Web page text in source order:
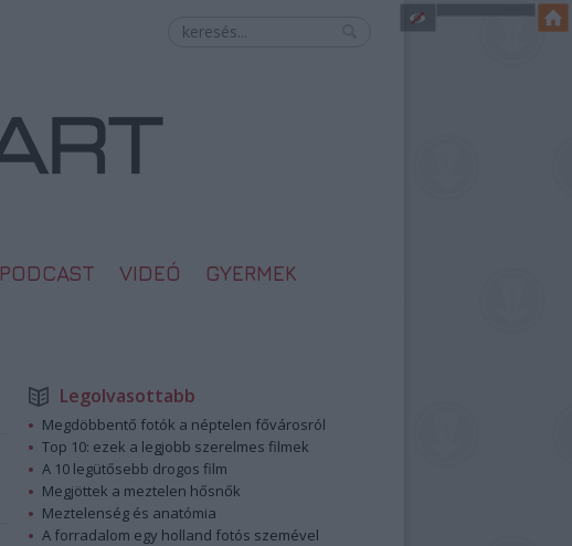
PODCAST VIDEÓ GYERMEK
Legolvasottabb
Megdöbbentő fotók a néptelen fővárosról
Top 10: ezek a legjobb szerelmes filmek
A 10 legütősebb drogos film
Megjöttek a meztelen hősnők
Meztelenség és anatómia
A forradalom egy holland fotós szemével